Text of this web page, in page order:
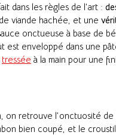
dans les règles de l’art :
de viande hachée, et une
onctueuse à base de
est enveloppé dans une
tressée à la main pour une
on retrouve l’onctuosité de
bien coupé, et le